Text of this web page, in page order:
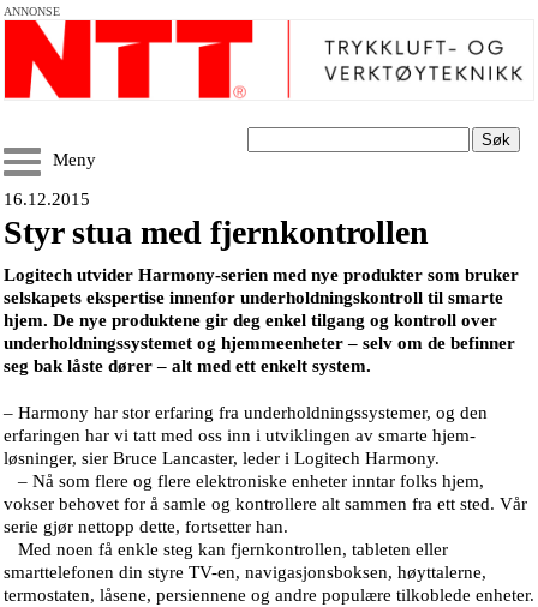
ANNONSE
Søk
Meny
16.12.2015
Styr stua med fjernkontrollen
Logitech utvider Harmony-serien med nye produkter som bruker
selskapets ekspertise innenfor underholdningskontroll til smarte
hjem. De nye produktene gir deg enkel tilgang og kontroll over
underholdningssystemet og hjemmeenheter – selv om de befinner
seg bak låste dører – alt med ett enkelt system.
– Harmony har stor erfaring fra underholdningssystemer, og den
erfaringen har vi tatt med oss inn i utviklingen av smarte hjem-
løsninger, sier Bruce Lancaster, leder i Logitech Harmony.
– Nå som flere og flere elektroniske enheter inntar folks hjem,
vokser behovet for å samle og kontrollere alt sammen fra ett sted. Vår
serie gjør nettopp dette, fortsetter han.
Med noen få enkle steg kan fjernkontrollen, tableten eller
smarttelefonen din styre TV-en, navigasjonsboksen, høyttalerne,
termostaten, låsene, persiennene og andre populære tilkoblede enheter.